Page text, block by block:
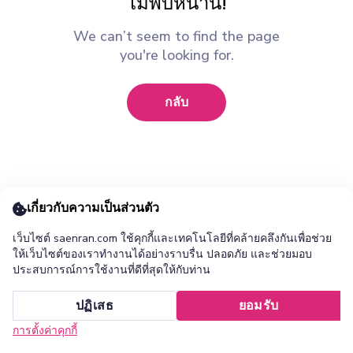
We can’t seem to find the page
you're looking for.
กลับ
หน้าแรก
ยกเลิก ติดตั้ง
เกี่ยวกับความเป็นส่วนตัว
เว็บไซต์ saenran.com ใช้คุกกี้และเทคโนโลยีที่คล้ายคลึงกันเพื่อช่วย
ให้เว็บไซต์ของเราทำงานได้อย่างราบรื่น ปลอดภัย และช่วยมอบ
ประสบการณ์การใช้งานที่ดีที่สุดให้กับท่าน
ปฏิเสธ ยอมรับ
การตั้งค่าคุกกี้